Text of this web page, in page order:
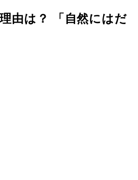
由は？ 「自然にはだ